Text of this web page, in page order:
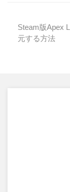
Steam版Apex
元する方法